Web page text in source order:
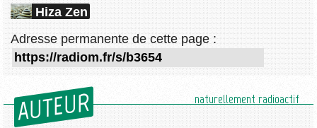
Hiza Zen
Adresse permanente de cette page :
AUTEUR naturellement radioactif